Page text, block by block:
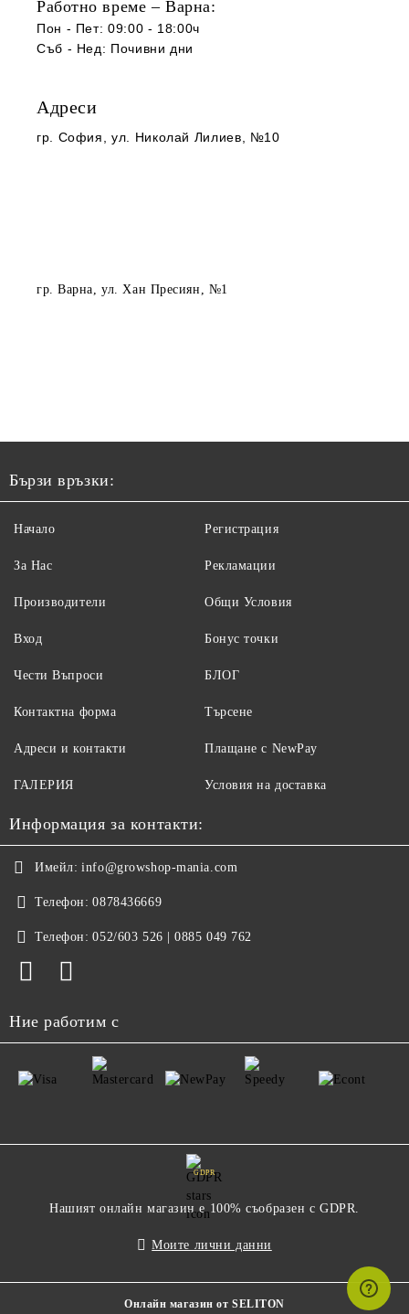
Работно време – Варна:
Пон - Пет: 09:00 - 18:00ч
Съб - Нед: Почивни дни
Адреси
гр. София , ул. Николай Лилиев, №10
гр. Варна, ул. Хан Пресиян, №1
Бързи връзки:
Начало
За Нас
Производители
Вход
Регистрация
Рекламации
Общи Условия
Бонус точки
Чести Въпроси
Контактна форма
Адреси и контакти
ГАЛЕРИЯ
БЛОГ
Търсене
Плащане с NewPay
Условия на доставка
Информация за контакти:
Имейл: info@growshop-mania.com
Телефон: 0878436669
Телефон: 052/603 526 | 0885 049 762
Ние работим с
GDPR
Нашият онлайн магазин е 100% съобразен с GDPR.
Моите лични данни
Онлайн магазин от SELITON